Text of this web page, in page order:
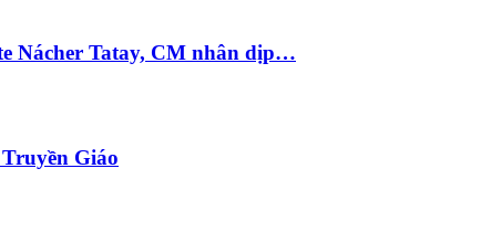
Nácher Tatay, CM nhân dịp…
Giáo